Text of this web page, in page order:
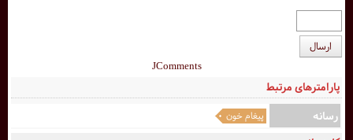
پارامترهای مرتبط
رسانه
پیغام خون
ارسال
JComments